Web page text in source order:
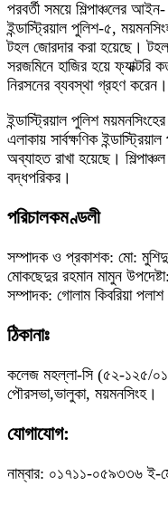
পরবর্তী সময়ে শিল্পাঞ্চলের
ইন্ডাস্ট্রিয়াল পুলিশ-৫,
টহল জোরদার করা হয়েছে। টহল
সরজমিনে হাজির হয়ে ফ্যাক্টরি
নিরসনের ব্যবস্থা গ্রহণ করেন।
ইন্ডাস্ট্রিয়াল পুলিশ
এলাকায় সার্বক্ষণিক
অব্যাহত রাখা হয়েছে।
বদ্ধপরিকর।
পরিচালকমণ্ডলী
সম্পাদক ও প্রকাশক: মো:
মোকছেদুর রহমান মামুন
সম্পাদক: গোলাম কিবরিয়া পলাশ
ঠিকানাঃ
কলেজ মহল্লা-সি (৫২-১২৫/০১)
পৌরসভা,ভালুকা, ময়মনসিংহ।
যোগাযোগ:
নাম্বার: ০১৭১১-০৫৯৩৩৬